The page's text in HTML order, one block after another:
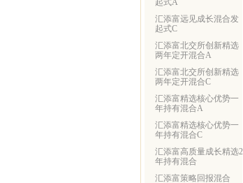
起式A
汇添富远见成长混合发
起式C
汇添富北交所创新精选
两年定开混合A
汇添富北交所创新精选
两年定开混合C
汇添富精选核心优势一
年持有混合A
汇添富精选核心优势一
年持有混合C
汇添富高质量成长精选2
年持有混合
汇添富策略回报混合